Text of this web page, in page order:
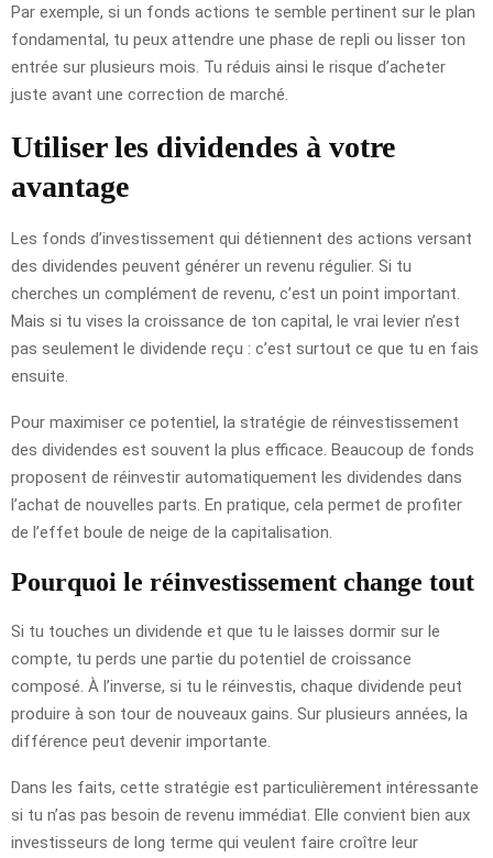
Par exemple, si un fonds actions te semble pertinent sur le plan
fondamental, tu peux attendre une phase de repli ou lisser ton
entrée sur plusieurs mois. Tu réduis ainsi le risque d’acheter
juste avant une correction de marché.
Utiliser les dividendes à votre
avantage
Les fonds d’investissement qui détiennent des actions versant
des dividendes peuvent générer un revenu régulier. Si tu
cherches un complément de revenu, c’est un point important.
Mais si tu vises la croissance de ton capital, le vrai levier n’est
pas seulement le dividende reçu : c’est surtout ce que tu en fais
ensuite.
Pour maximiser ce potentiel, la stratégie de réinvestissement
des dividendes est souvent la plus efficace. Beaucoup de fonds
proposent de réinvestir automatiquement les dividendes dans
l’achat de nouvelles parts. En pratique, cela permet de profiter
de l’effet boule de neige de la capitalisation.
Pourquoi le réinvestissement change tout
Si tu touches un dividende et que tu le laisses dormir sur le
compte, tu perds une partie du potentiel de croissance
composé. À l’inverse, si tu le réinvestis, chaque dividende peut
produire à son tour de nouveaux gains. Sur plusieurs années, la
différence peut devenir importante.
Dans les faits, cette stratégie est particulièrement intéressante
si tu n’as pas besoin de revenu immédiat. Elle convient bien aux
investisseurs de long terme qui veulent faire croître leur